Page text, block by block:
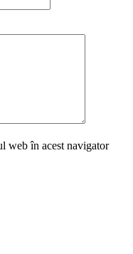
web în acest navigator